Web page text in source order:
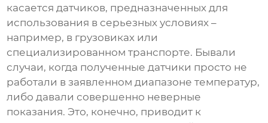
касается датчиков, предназначенных для
использования в серьезных условиях –
например, в грузовиках или
специализированном транспорте. Бывали
случаи, когда полученные датчики просто не
работали в заявленном диапазоне температур,
либо давали совершенно неверные
показания. Это, конечно, приводит к